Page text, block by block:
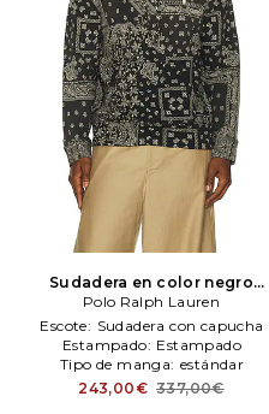
Sudadera en color negro
Polo Ralph Lauren
Polo Ralph Lauren
Escote: Sudadera con capucha
Estampado: Estampado
Tipo de manga: estándar
243,00€ 337,00€